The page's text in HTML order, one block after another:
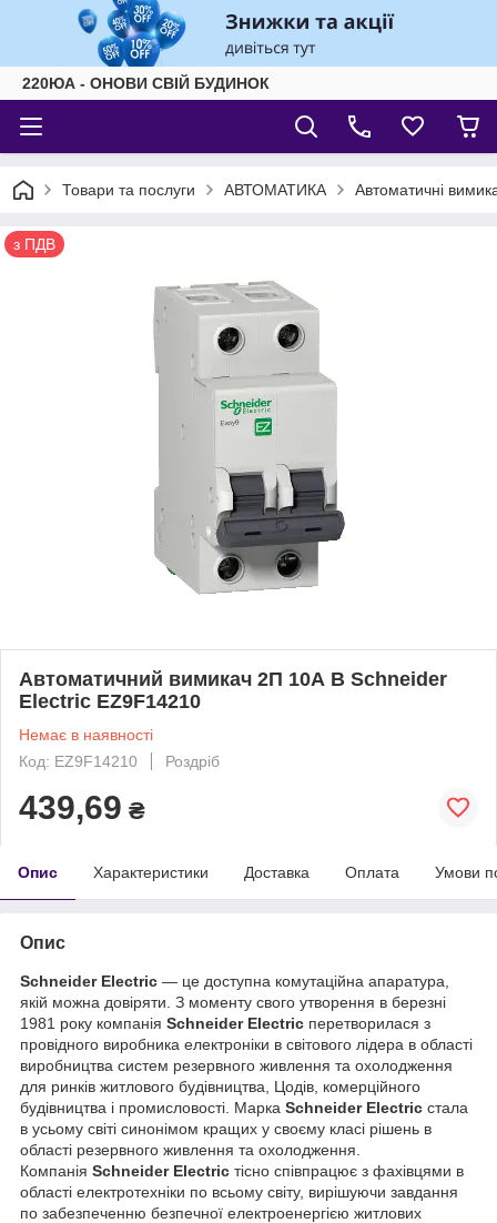
220ЮА - ОНОВИ СВІЙ БУДИНОК
Товари та послуги АВТОМАТИКА Автоматичні
з ПДВ
Автоматичний вимикач 2П 10А В Schneider
Electric EZ9F14210
Немає в наявності
Код: EZ9F14210
Роздріб
439,69 ₴
Опис Характеристики Доставка Оплата Умови
Опис
Schneider Electric — це доступна комутаційна апаратура,
якій можна довіряти. З моменту свого утворення в березні
1981 року компанія Schneider Electric перетворилася з
провідного виробника електроніки в світового лідера в області
виробництва систем резервного живлення та охолодження
для ринків житлового будівництва, Цодів, комерційного
будівництва і промисловості. Марка Schneider Electric стала
в усьому світі синонімом кращих у своєму класі рішень в
області резервного живлення та охолодження.
Компанія Schneider Electric тісно співпрацює з фахівцями в
області електротехніки по всьому світу, вирішуючи завдання
по забезпеченню безпечної електроенергією житлових